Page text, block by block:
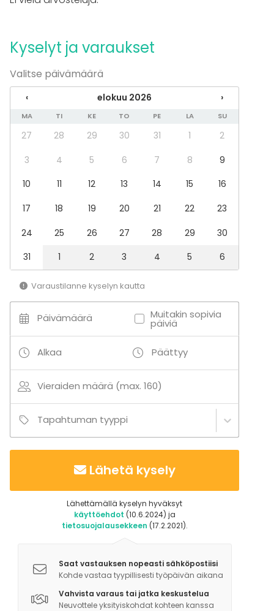
Kyselyt ja varaukset
Valitse päivämäärä
‹ elokuu 2026 ›
MA TI KE TO PE LA SU
27 28 29 30 31 1
2
3
4 5 6 7 8
9
10
11 12 13 14 15
16
17
18 19 20 21 22
23
24
25 26 27 28 29
30
31
1 2 3 4 5 6
Varaustilanne kyselyn kautta
Päivämäärä Muitakin sopivia
päiviä
Alkaa Päättyy
Vieraiden määrä (max. 160)
Tapahtuman tyyppi
Lähetä kysely
Lähettämällä kyselyn hyväksyt
käyttöehdot (10.6.2024) ja
tietosuojalausekkeen (17.2.2021).
Saat vastauksen nopeasti sähköpostiisi
Kohde vastaa tyypillisesti työpäivän aikana
Vahvista varaus tai jatka keskustelua
Neuvottele yksityiskohdat kohteen kanssa